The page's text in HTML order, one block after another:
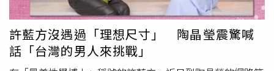
許藍方沒遇過「理想尺寸」 陶晶瑩震驚喊
話「台灣的男人來挑戰」